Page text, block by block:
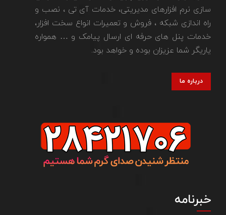
سازی نرم افزارهای مدیریتی، خدمات آی تی ، نصب و
راه اندازی شبکه ، فروش و تعمیرات انواع سخت افزار،
خدمات پنل های حرفه ای ارسال پیامک و … همواره
یاریگر شما عزیزان بوده و خواهد بود.
درباره ما
خبرنامه